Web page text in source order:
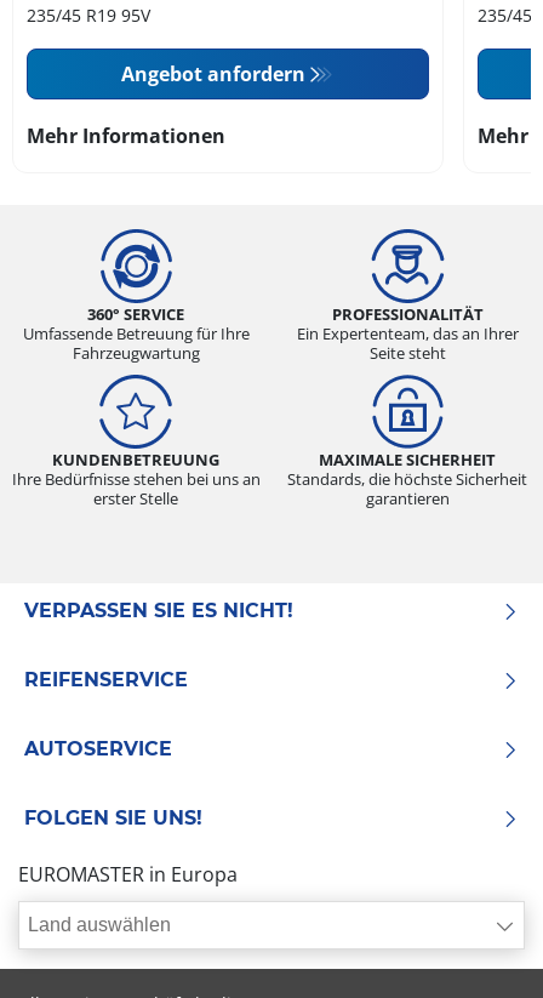
235/45 R19 95V
Angebot anfordern
Mehr Informationen
235/45
Mehr
360° SERVICE
Umfassende Betreuung für Ihre
Fahrzeugwartung
PROFESSIONALITÄT
Ein Expertenteam, das an Ihrer
Seite steht
KUNDENBETREUUNG
Ihre Bedürfnisse stehen bei uns an
erster Stelle
MAXIMALE SICHERHEIT
Standards, die höchste Sicherheit
garantieren
VERPASSEN SIE ES NICHT!
REIFENSERVICE
AUTOSERVICE
FOLGEN SIE UNS!
EUROMASTER in Europa
Land auswählen